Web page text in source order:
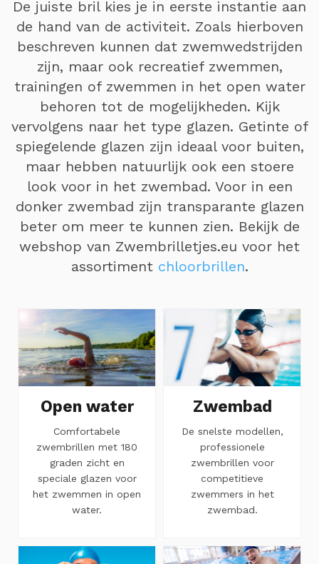
De juiste bril kies je in eerste instantie aan
de hand van de activiteit. Zoals hierboven
beschreven kunnen dat zwemwedstrijden
zijn, maar ook recreatief zwemmen,
trainingen of zwemmen in het open water
behoren tot de mogelijkheden. Kijk
vervolgens naar het type glazen. Getinte of
spiegelende glazen zijn ideaal voor buiten,
maar hebben natuurlijk ook een stoere
look voor in het zwembad. Voor in een
donker zwembad zijn transparante glazen
beter om meer te kunnen zien. Bekijk de
webshop van Zwembrilletjes.eu voor het
assortiment chloorbrillen.
Open water
Comfortabele
zwembrillen met 180
graden zicht en
speciale glazen voor
het zwemmen in open
water.
Zwembad
De snelste modellen,
professionele
zwembrillen voor
competitieve
zwemmers in het
zwembad.